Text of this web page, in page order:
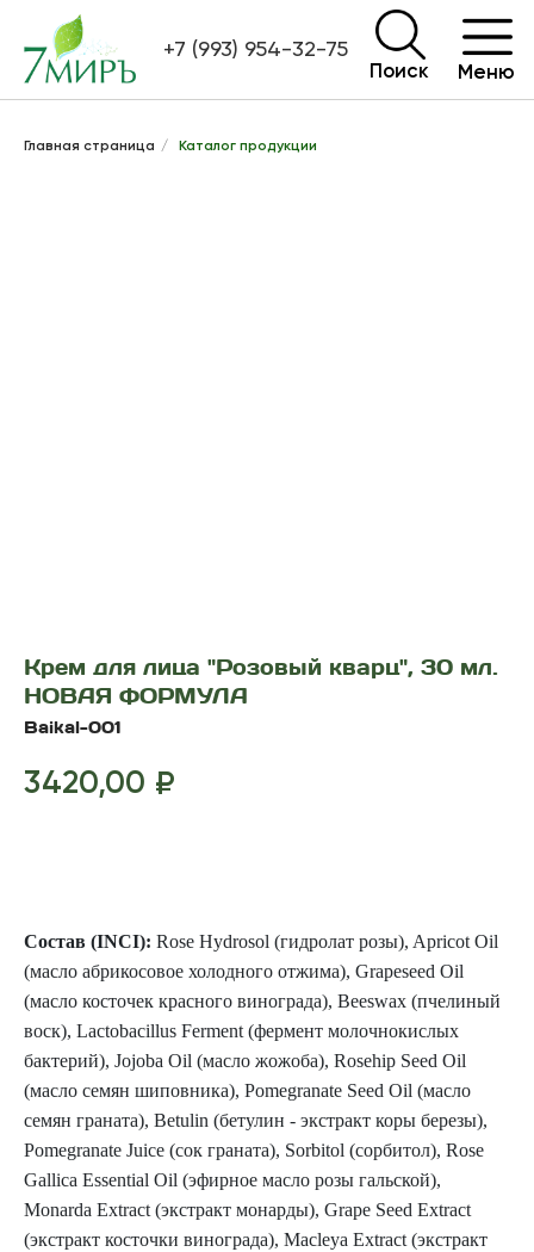
Меню
Поиск
Главная страница / Каталог продукции
Крем для лица "Розовый кварц", 30 мл.
НОВАЯ ФОРМУЛА
Baikal-001
3420,00 ₽
Состав (INCI): Rose Hydrosol (гидролат розы), Apricot Oil
(масло абрикосовое холодного отжима), Grapeseed Oil
(масло косточек красного винограда), Beeswax (пчелиный
воск), Lactobacillus Ferment (фермент молочнокислых
бактерий), Jojoba Oil (масло жожоба), Rosehip Seed Oil
(масло семян шиповника), Pomegranate Seed Oil (масло
семян граната), Betulin (бетулин - экстракт коры березы),
Pomegranate Juice (сок граната), Sorbitol (сорбитол), Rose
Gallica Essential Oil (эфирное масло розы гальской),
Monarda Extract (экстракт монарды), Grape Seed Extract
(экстракт косточки винограда), Macleya Extract (экстракт